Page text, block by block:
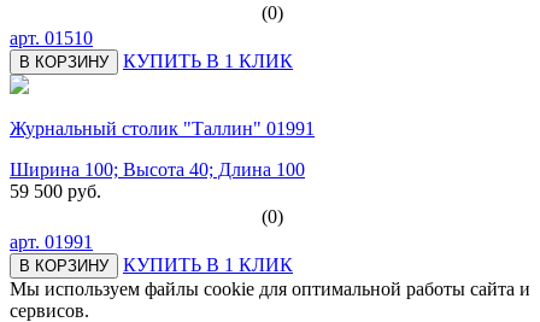
(0)
арт. 01510
В КОРЗИНУ КУПИТЬ В 1 КЛИК
Журнальный столик "Таллин" 01991
Ширина 100; Высота 40; Длина 100
59 500 руб.
(0)
арт. 01991
В КОРЗИНУ
КУПИТЬ В 1 КЛИК
Мы используем файлы cookie для оптимальной работы сайта и
сервисов.